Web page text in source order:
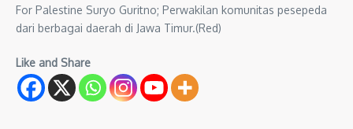
For Palestine Suryo Guritno; Perwakilan komunitas pesepeda
dari berbagai daerah di Jawa Timur.(Red)
Like and Share